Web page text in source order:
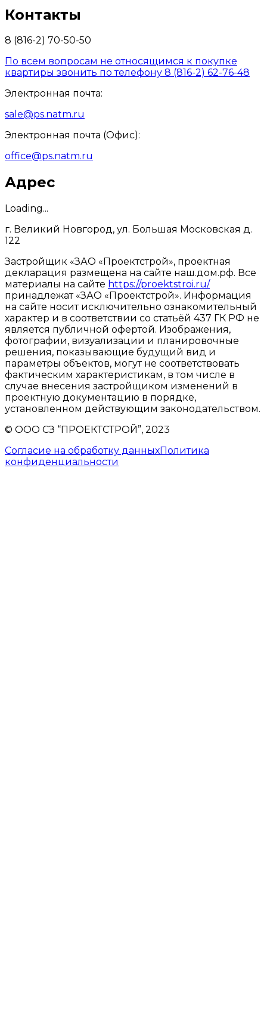
Контакты
8 (816-2) 70-50-50
По всем вопросам не относящимся к покупке
квартиры звонить по телефону 8 (816-2) 62-76-48
Электронная почта:
sale@ps.natm.ru
Электронная почта (Офис):
office@ps.natm.ru
Адрес
Loading...
г. Великий Новгород, ул. Большая Московская д.
122
Застройщик «ЗАО «Проектстрой», проектная
декларация размещена на сайте наш.дом.рф. Все
материалы на сайте https://proektstroi.ru/
принадлежат «ЗАО «Проектстрой». Информация
на сайте носит исключительно ознакомительный
характер и в соответствии со статьёй 437 ГК РФ не
является публичной офертой. Изображения,
фотографии, визуализации и планировочные
решения, показывающие будущий вид и
параметры объектов, могут не соответствовать
фактическим характеристикам, в том числе в
случае внесения застройщиком изменений в
проектную документацию в порядке,
установленном действующим законодательством.
© ООО СЗ “ПРОЕКТСТРОЙ”, 2023
Согласие на обработку данныхПолитика
конфиденциальности